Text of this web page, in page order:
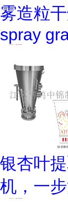
雾造粒
spray
银杏叶
机，一